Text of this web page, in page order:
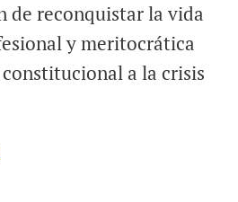
de reconquistar la vida
y meritocrática
a la crisis